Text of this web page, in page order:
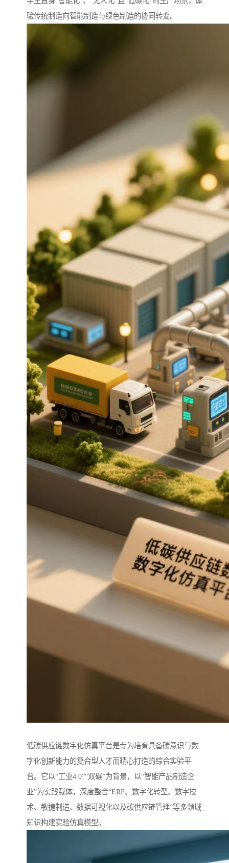
验传统制造向智能制造与绿色制造的协同转变。
低碳供应链数字化仿真平台是专为培育具备碳意识与数
字化创新能力的复合型人才而精心打造的综合实验平
台。它以“工业4.0”“双碳”为背景，以“智能产品制造企
业”为实践载体，深度整合“ERP、数字化转型、数字技
术、敏捷制造、数据可视化以及碳供应链管理”等多领域
知识构建实验仿真模型。